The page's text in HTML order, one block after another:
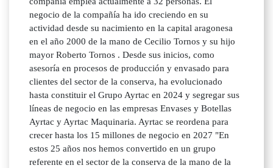
negocio de la compañía ha ido creciendo en su
actividad desde su nacimiento en la capital aragonesa
en el año 2000 de la mano de Cecilio Tornos y su hijo
mayor Roberto Tornos . Desde sus inicios, como
asesoría en procesos de producción y envasado para
clientes del sector de la conserva, ha evolucionado
hasta constituir el Grupo Ayrtac en 2024 y segregar sus
líneas de negocio en las empresas Envases y Botellas
Ayrtac y Ayrtac Maquinaria. Ayrtac se reordena para
crecer hasta los 15 millones de negocio en 2027 "En
estos 25 años nos hemos convertido en un grupo
referente en el sector de la conserva de la mano de la